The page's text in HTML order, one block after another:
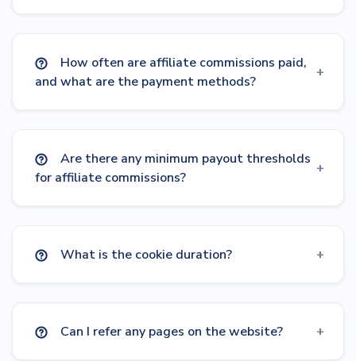
How often are affiliate commissions paid,
and what are the payment methods?
Are there any minimum payout thresholds
for affiliate commissions?
What is the cookie duration?
Can I refer any pages on the website?